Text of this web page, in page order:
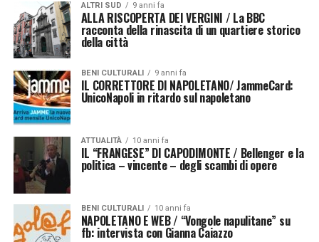
ALTRI SUD 9 anni fa
ALLA RISCOPERTA DEI VERGINI / La BBC
racconta della rinascita di un quartiere storico
della città
BENI CULTURALI 9 anni fa
IL CORRETTORE DI NAPOLETANO/ JammeCard:
UnicoNapoli in ritardo sul napoletano
ATTUALITÀ 10 anni fa
IL “FRANGESE” DI CAPODIMONTE / Bellenger e la
politica – vincente – degli scambi di opere
BENI CULTURALI 10 anni fa
NAPOLETANO E WEB / “Vongole napulitane” su
fb: intervista con Gianna Caiazzo